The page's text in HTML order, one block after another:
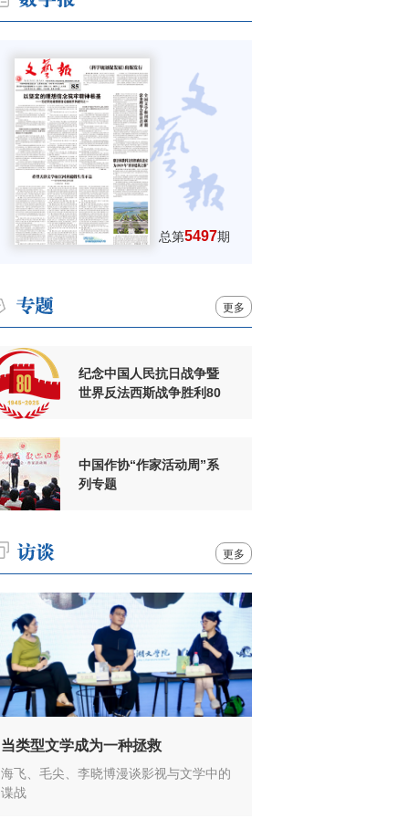
总第5497期
更多
纪念中国人民抗日战争暨
世界反法西斯战争胜利80
中国作协“作家活动周”系
列专题
更多
当类型文学成为一种拯救
海飞、毛尖、李晓博漫谈影视与文学中的
谍战